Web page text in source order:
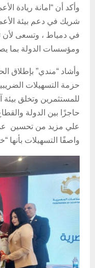
وأكد أن “امانة ريادة
شريك في دعم بيئة
في دمياط ، وتسعى لأن
ومؤسسات الدولة بما
وأشاد “مندي” بإطلاق
حزمة التسهيلات
للمستثمرين وتخلق
حاجزًا بين الدولة
علي مزيد من تحسين
واصفًا التسهيلات بأنها